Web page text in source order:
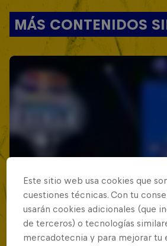
MÁS CONTENIDOS
Este sitio web usa cookies que
cuestiones técnicas. Con tu
usarán cookies adicionales (que
de terceros) o tecnologías
mercadotecnia y para mejorar tu